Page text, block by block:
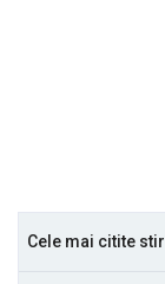
Cele mai citite